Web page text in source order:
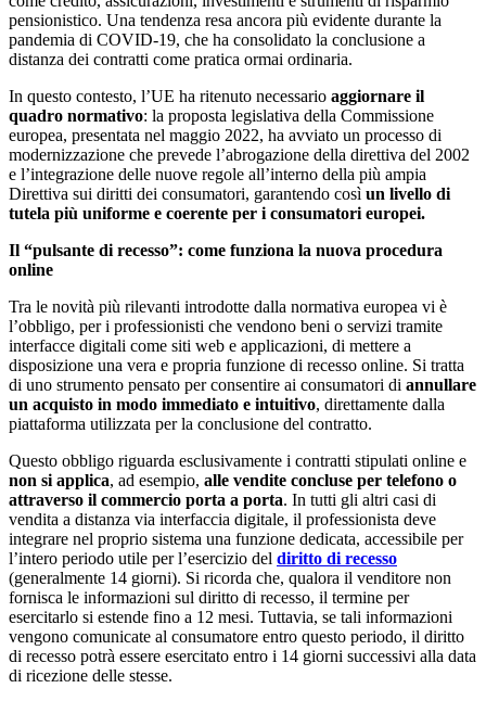
pensionistico. Una tendenza resa ancora più evidente durante la
pandemia di COVID-19, che ha consolidato la conclusione a
distanza dei contratti come pratica ormai ordinaria.
In questo contesto, l’UE ha ritenuto necessario aggiornare il
quadro normativo: la proposta legislativa della Commissione
europea, presentata nel maggio 2022, ha avviato un processo di
modernizzazione che prevede l’abrogazione della direttiva del 2002
e l’integrazione delle nuove regole all’interno della più ampia
Direttiva sui diritti dei consumatori, garantendo così un livello di
tutela più uniforme e coerente per i consumatori europei.
Il “pulsante di recesso”: come funziona la nuova procedura
online
Tra le novità più rilevanti introdotte dalla normativa europea vi è
l’obbligo, per i professionisti che vendono beni o servizi tramite
interfacce digitali come siti web e applicazioni, di mettere a
disposizione una vera e propria funzione di recesso online. Si tratta
di uno strumento pensato per consentire ai consumatori di annullare
un acquisto in modo immediato e intuitivo, direttamente dalla
piattaforma utilizzata per la conclusione del contratto.
Questo obbligo riguarda esclusivamente i contratti stipulati online e
non si applica, ad esempio, alle vendite concluse per telefono o
attraverso il commercio porta a porta. In tutti gli altri casi di
vendita a distanza via interfaccia digitale, il professionista deve
integrare nel proprio sistema una funzione dedicata, accessibile per
l’intero periodo utile per l’esercizio del diritto di recesso
(generalmente 14 giorni). Si ricorda che, qualora il venditore non
fornisca le informazioni sul diritto di recesso, il termine per
esercitarlo si estende fino a 12 mesi. Tuttavia, se tali informazioni
vengono comunicate al consumatore entro questo periodo, il diritto
di recesso potrà essere esercitato entro i 14 giorni successivi alla data
di ricezione delle stesse.